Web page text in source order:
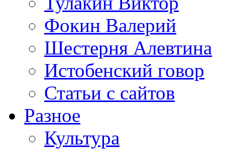
Фокин Валерий
Шестерня Алевтина
Истобенский говор
Статьи с сайтов
Разное
Культура